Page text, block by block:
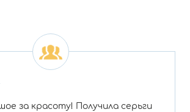
за красоту! Получила серьги